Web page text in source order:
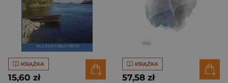
KSIĄŻKA
15,60 zł
KSIĄŻKA
57,58 zł